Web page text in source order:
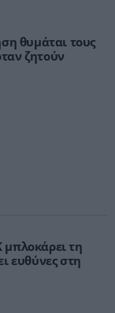
θυμάται τους
ζητούν
μπλοκάρει τη
ευθύνες στη